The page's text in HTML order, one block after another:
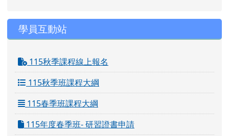
學員互動站
115秋季課程線上報名
115秋季班課程大綱
115春季班課程大綱
115年度春季班- 研習證書申請